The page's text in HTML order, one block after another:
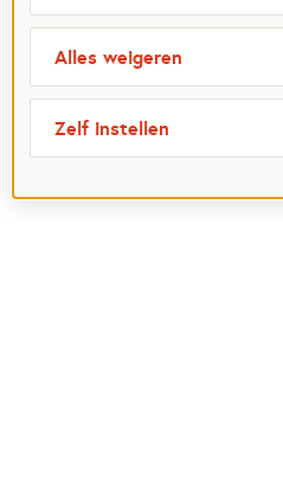
Alles weigeren
Zelf instellen